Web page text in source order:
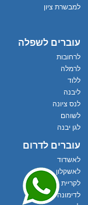
למבשרת ציון
עוברים לשפלה
לרחובות
לרמלה
ללוד
ליבנה
לנס ציונה
לשוהם
לגן יבנה
עוברים לדרום
לאשדוד
לאשקלון
לקריית גת
לדימונה